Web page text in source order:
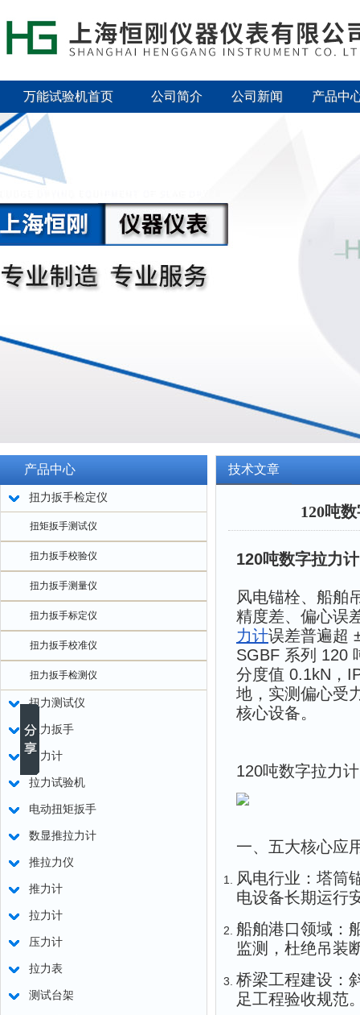
万能试验机首页 公司简介 公司新闻 产品中
产品中心
扭力扳手检定仪
扭矩扳手测试仪
扭力扳手校验仪
扭力扳手测量仪
扭力扳手标定仪
扭力扳手校准仪
扭力扳手检测仪
扭力测试仪
扭力扳手
测力计
拉力试验机
电动扭矩扳手
数显推拉力计
推拉力仪
推力计
拉力计
压力计
拉力表
测试台架
技术文章
120吨
120吨数字拉力
风电锚栓、船舶
精度差、偏心误
力计误差普遍超
SGBF 系列 120
分度值 0.1kN，
地，实测偏心受
核心设备。
120吨数字拉力
一、五大核心应
风电行业 ：塔筒
电设备长期运行
船舶港口领域 ：
监测，杜绝吊装
桥梁工程建设 ：
足工程验收规范